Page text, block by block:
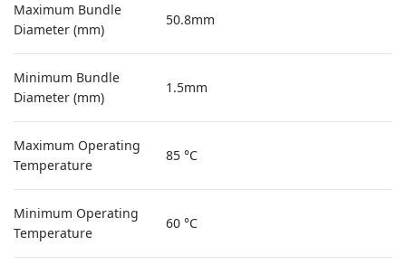
Maximum Bundle
Diameter (mm)
50.8mm
Minimum Bundle
Diameter (mm)
1.5mm
Maximum Operating
Temperature
85 °C
Minimum Operating
Temperature
60 °C